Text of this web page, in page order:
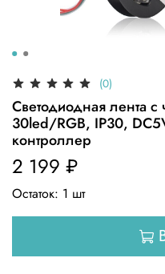
(0)
Светодиодная лента
30led/RGB, IP30,
контроллер
2 199 ₽
Остаток: 1 шт